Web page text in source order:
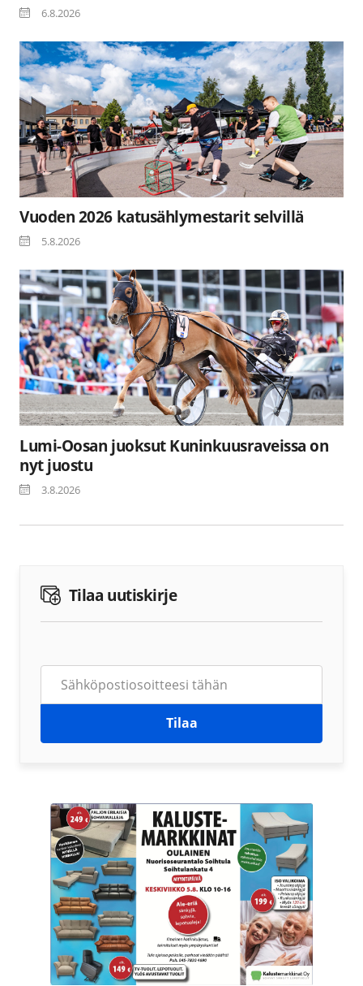
6.8.2026
Vuoden 2026 katusählymestarit selvillä
5.8.2026
Lumi-Oosan juoksut Kuninkuusraveissa on
nyt juostu
3.8.2026
Tilaa uutiskirje
Tilaa